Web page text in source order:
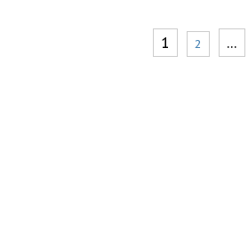
1 2 …